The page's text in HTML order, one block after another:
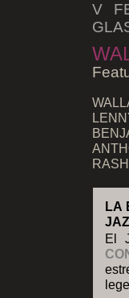
V
LA
El